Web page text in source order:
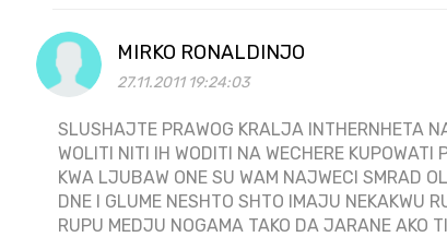
MIRKO RONALDINJO
27.11.2011 19:24:03
SLUSHAJTE PRAWOG KRALJA INTHERNHETA
WOLITI NITI IH WODITI NA WECHERE
KWA LJUBAW ONE SU WAM NAJWECI SMRAD
DNE I GLUME NESHTO SHTO IMAJU NEKAKWU
RUPU MEDJU NOGAMA TAKO DA JARANE AKO